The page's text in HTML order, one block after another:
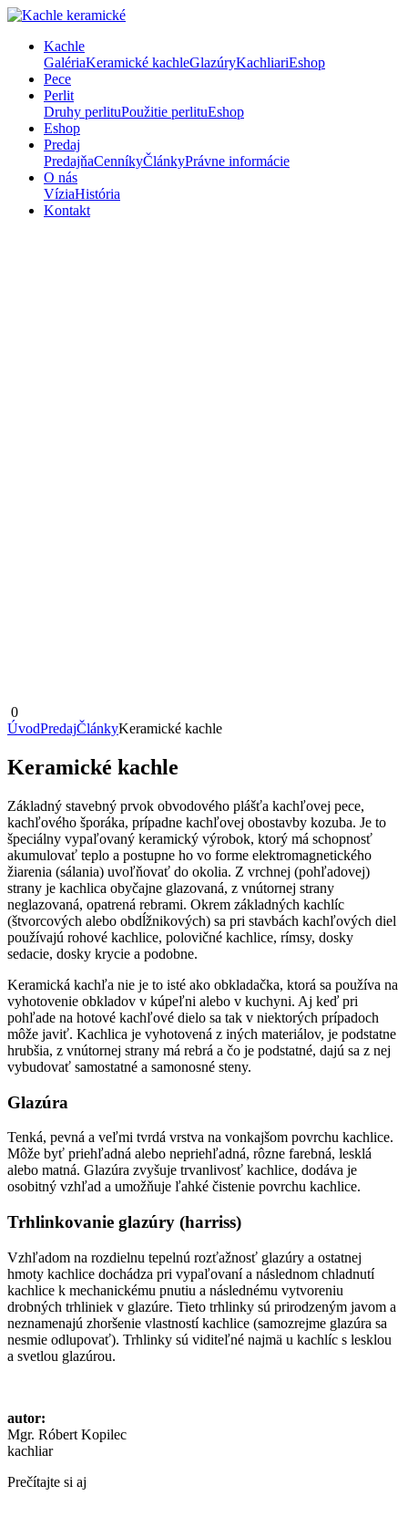
Kachle
GalériaKeramické kachleGlazúryKachliariEshop
Pece
Perlit
Druhy perlituPoužitie perlituEshop
Eshop
Predaj
PredajňaCenníkyČlánkyPrávne informácie
O nás
VíziaHistória
Kontakt
0
ÚvodPredajČlánkyKeramické kachle
Keramické kachle
Základný stavebný prvok obvodového plášťa kachľovej pece,
kachľového šporáka, prípadne kachľovej obostavby kozuba. Je to
špeciálny vypaľovaný keramický výrobok, ktorý má schopnosť
akumulovať teplo a postupne ho vo forme elektromagnetického
žiarenia (sálania) uvoľňovať do okolia. Z vrchnej (pohľadovej)
strany je kachlica obyčajne glazovaná, z vnútornej strany
neglazovaná, opatrená rebrami. Okrem základných kachlíc
(štvorcových alebo obdĺžnikových) sa pri stavbách kachľových diel
používajú rohové kachlice, polovičné kachlice, rímsy, dosky
sedacie, dosky krycie a podobne.
Keramická kachľa nie je to isté ako obkladačka, ktorá sa používa na
vyhotovenie obkladov v kúpeľni alebo v kuchyni. Aj keď pri
pohľade na hotové kachľové dielo sa tak v niektorých prípadoch
môže javiť. Kachlica je vyhotovená z iných materiálov, je podstatne
hrubšia, z vnútornej strany má rebrá a čo je podstatné, dajú sa z nej
vybudovať samostatné a samonosné steny.
Glazúra
Tenká, pevná a veľmi tvrdá vrstva na vonkajšom povrchu kachlice.
Môže byť priehľadná alebo nepriehľadná, rôzne farebná, lesklá
alebo matná. Glazúra zvyšuje trvanlivosť kachlice, dodáva je
osobitný vzhľad a umožňuje ľahké čistenie povrchu kachlice.
Trhlinkovanie glazúry (harriss)
Vzhľadom na rozdielnu tepelnú rozťažnosť glazúry a ostatnej
hmoty kachlice dochádza pri vypaľovaní a následnom chladnutí
kachlice k mechanickému pnutiu a následnému vytvoreniu
drobných trhliniek v glazúre. Tieto trhlinky sú prirodzeným javom a
neznamenajú zhoršenie vlastností kachlice (samozrejme glazúra sa
nesmie odlupovať). Trhlinky sú viditeľné najmä u kachlíc s lesklou
a svetlou glazúrou.
autor:
Mgr. Róbert Kopilec
kachliar
Prečítajte si aj